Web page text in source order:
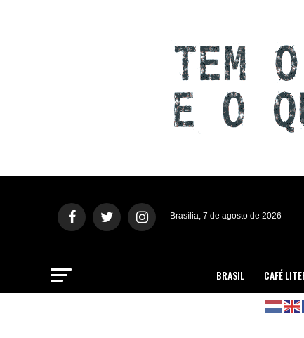
Brasília, 7 de agosto de 2026
BRASIL CAFÉ